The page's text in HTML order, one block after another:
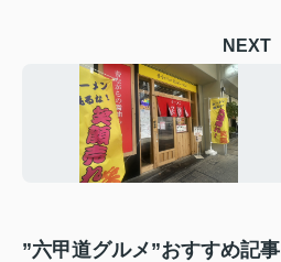
NEXT
”六甲道グルメ”おすすめ記事